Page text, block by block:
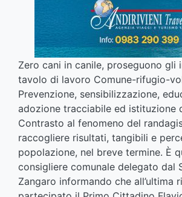
Zero cani in canile, proseguono gli
tavolo di lavoro Comune-rifugio-
Prevenzione, sensibilizzazione,
adozione tracciabile ed istituzione
Contrasto al fenomeno del
raccogliere risultati, tangibili e
popolazione, nel breve termine. È
consigliere comunale delegato dal
Zangaro informando che all’ultima